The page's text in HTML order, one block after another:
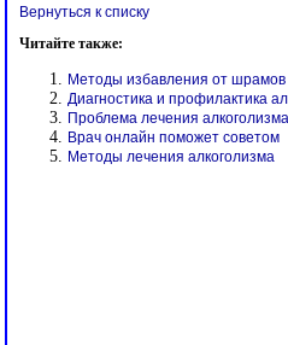
Вернуться к списку
Читайте также:
Методы избавления от шрамов
Диагностика и профилактика
Проблема лечения алкоголизма
Врач онлайн поможет советом
Методы лечения алкоголизма